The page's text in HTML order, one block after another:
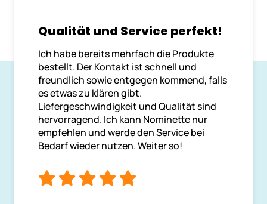
Qualität und Service perfekt!
Ich habe bereits mehrfach die Produkte
bestellt. Der Kontakt ist schnell und
freundlich sowie entgegen kommend, falls
es etwas zu klären gibt.
Liefergeschwindigkeit und Qualität sind
hervorragend. Ich kann Nominette nur
empfehlen und werde den Service bei
Bedarf wieder nutzen. Weiter so!